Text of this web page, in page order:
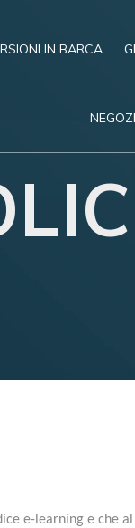
IN BARCA
e-learning e che